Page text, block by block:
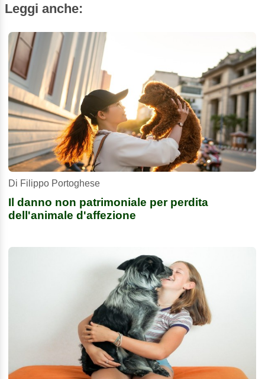
Leggi anche:
Di Filippo Portoghese
Il danno non patrimoniale per perdita
dell'animale d'affezione